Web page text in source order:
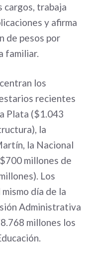
cargos, trabaja
y afirma
de pesos por
familiar.
los
recientes
Plata ($1.043
la
la Nacional
millones de
Los
día de la
Administrativa
millones los